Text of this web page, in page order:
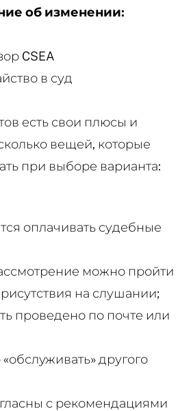
об изменении:
CSEA
в суд
есть свои плюсы и
вещей, которые
при выборе варианта:
оплачивать судебные
можно пройти
на слушании;
проведено по почте или
другого
с рекомендациями